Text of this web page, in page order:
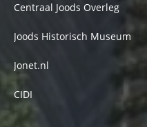
Centraal Joods Overleg
Joods Historisch Museum
Jonet.nl
CIDI